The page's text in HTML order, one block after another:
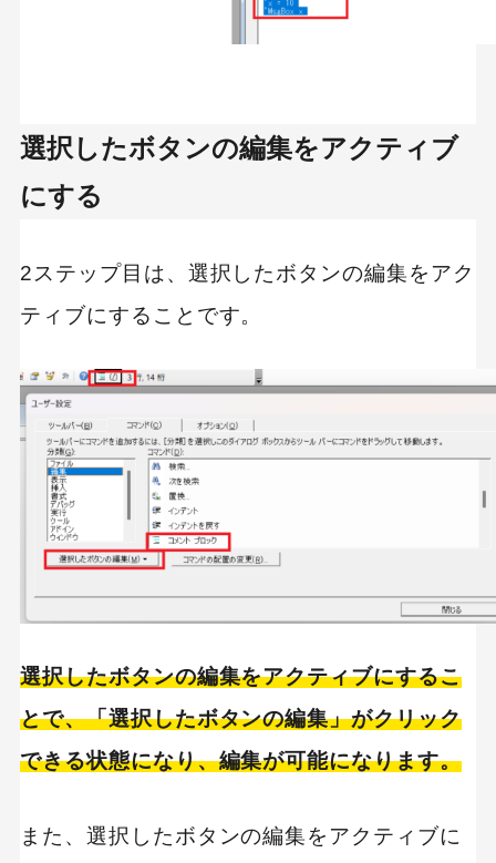
選択したボタンの編集をアクティブ
にする
2ステップ目は、選択したボタンの編集をアク
ティブにすることです。
選択したボタンの編集をアクティブにするこ
とで、「選択したボタンの編集」がクリック
できる状態になり、編集が可能になります。
また、選択したボタンの編集をアクティブに